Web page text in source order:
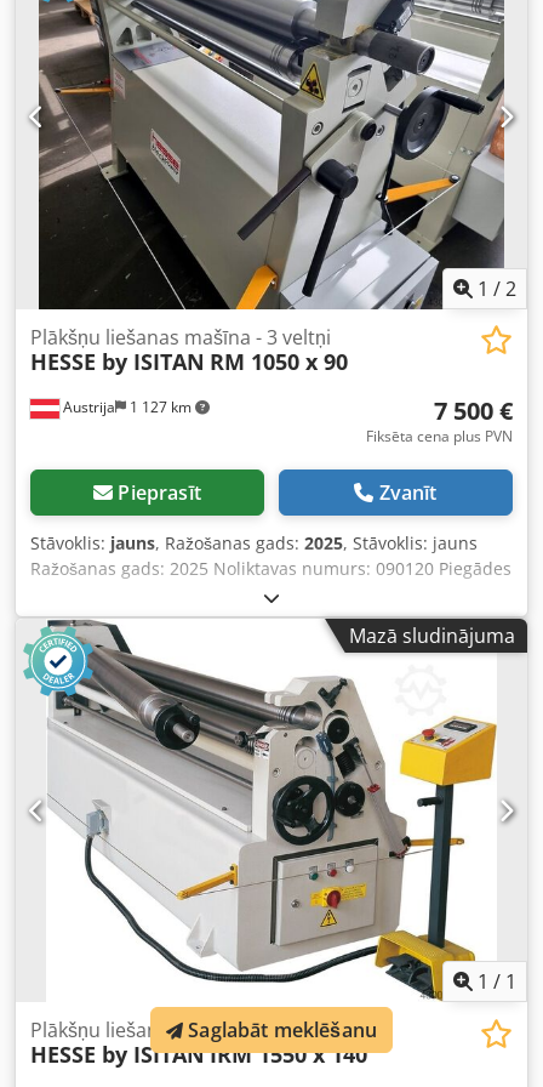
1 /2
Austrija 1 127 km
Plākšņu liešanas mašīna - 3 veltņi
HESSE by ISITAN RM 1050 x 90
7 500 €
Fiksēta cena plus PVN
Pieprasīt Zvanīt
Stāvoklis: jauns, Ražošanas gads: 2025, Stāvoklis: jauns
Ražošanas gads: 2025 Noliktavas numurs: 090120 Piegādes
laiks: tūlītējs, iespējama starppārdošana Izcelsmes valsts:
Turcija Cena: 7 500 € Līzinga likme: 144,75 € Bestsellers: 1
gab. Noliktavā: 1 gab. Locīšanas garums: 1 050 mm Maks.
locīšanas jauda - konstrukciju tēraudam: 3 mm Augšējā
rullīša diametrs: 90 mm Ruļļu ātrums: 6 m/min Motora
jauda: 1,1 kW Dsdpfxewira Is Alreck Garums: 1 630 mm
Platums: 700 mm Augstums: 1 200 mm Svars: 480 kg 3
rullīši Asimetriska ruļļu izkārtojums 2 piedziņas rullīši ar
bremžu motoru Aizmugurējā ruļļa regulēšana ar rokas ratu
Stieples rievu apakšējā un aizmugurējā rullī Rūdīti ruļļi
Izbīdāms augšējais rullītis Labās/kreisās griešanās ar
dubulto pēdu slēdzi Koniska ritošā ierīce Lietotāja
rokasgrāmata vācu valodā
Mazā sludinājuma
1 / 1
Plākšņu liešanas mašīna - 3 veltņi
HESSE by ISITANIRM 1550 x 140
Saglabāt meklēšanu